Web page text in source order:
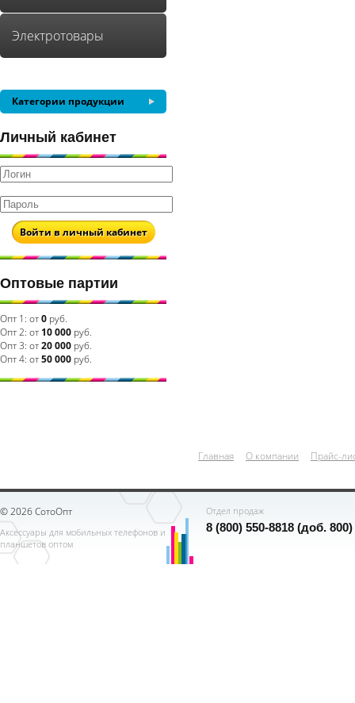
Электротовары
Категории продукции
Личный кабинет
Войти в личный кабинет
Оптовые партии
Опт 1: от0 руб.
Опт 2: от 10 000 руб.
Опт 3: от20 000 руб.
Опт 4: от50 000 руб.
Главная О компании Прайс-
© 2026 СотоОпт
Аксессуары для мобильных телефонов и
планшетов оптом
Отдел продаж
8 (800) 550-8818 (доб. 800)